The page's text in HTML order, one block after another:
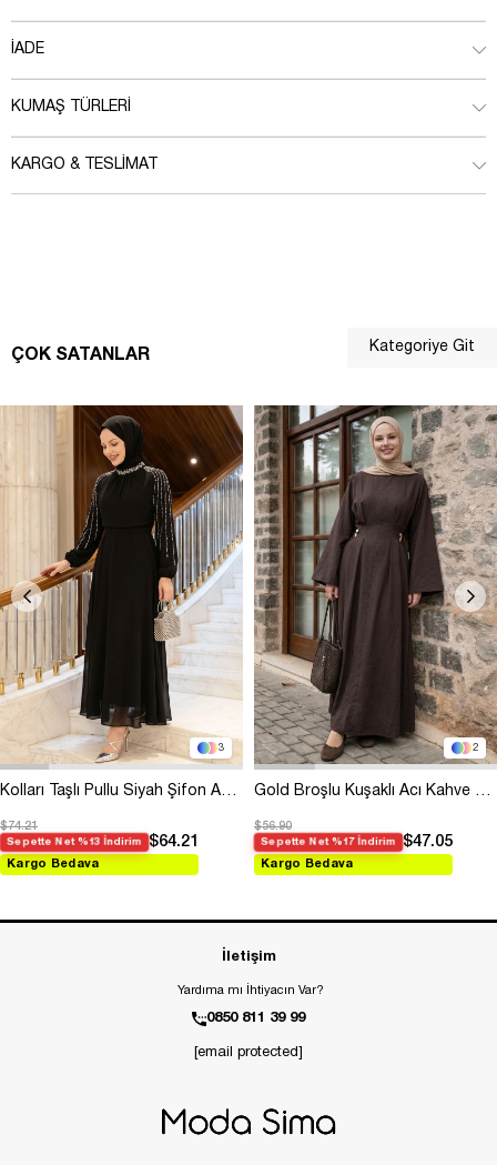
İADE
KUMAŞ TÜRLERI
KARGO & TESLIMAT
ÇOK SATANLAR
3
Kolları Taşlı Pullu Siyah Şifon Abiye
$74.21
Sepette Net %13 İndirim $64.21
Kargo Bedava
2
Gold Broşlu Kuşaklı Acı Kahve Modal Elbise
$56.90
Sepette Net %17 İndirim $47.05
Kargo Bedava
Kategoriye Git
İletişim
Yardıma mı İhtiyacın Var?
0850 811 39 99
[email protected]